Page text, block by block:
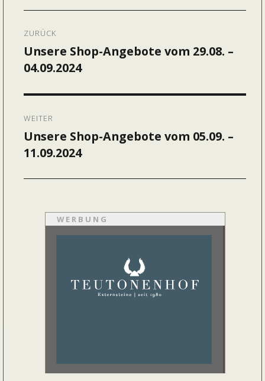
ZURÜCK
Vorheriger
Beitrag:
Unsere Shop-Angebote vom 29.08. –
04.09.2024
WEITER
Nächster
Beitrag:
Unsere Shop-Angebote vom 05.09. –
11.09.2024
WERBUNG